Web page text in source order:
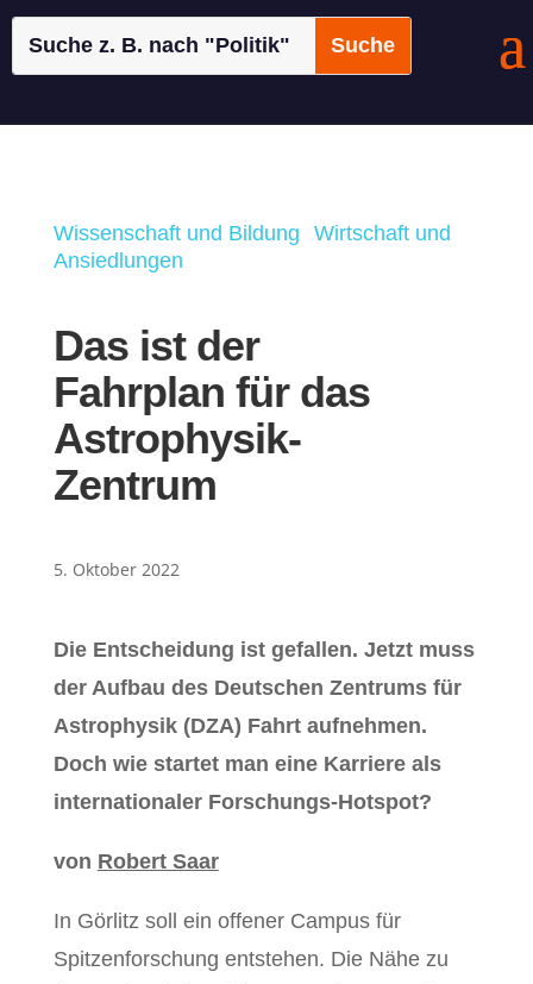
Wissenschaft und Bildung
Wirtschaft und
Ansiedlungen
Das ist der
Fahrplan für das
Astrophysik-
Zentrum
5. Oktober 2022
Die Entscheidung ist gefallen. Jetzt muss
der Aufbau des Deutschen Zentrums für
Astrophysik (DZA) Fahrt aufnehmen.
Doch wie startet man eine Karriere als
internationaler Forschungs-Hotspot?
von Robert Saar
In Görlitz soll ein offener Campus für
Spitzenforschung entstehen. Die Nähe zu